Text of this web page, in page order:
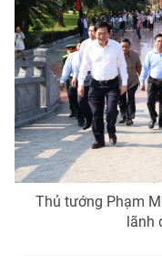
Thủ tướng Phạm
lãnh